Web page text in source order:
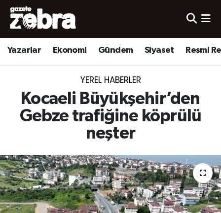
Yazarlar Ekonomi Gündem Siyaset Resmi
YEREL HABERLER
Kocaeli Büyükşehir’den
Gebze trafiğine köprülü
neşter
Yazarlar
Ekonomi
Yerel
Nöbetçi Eczaneler
Hava Durumu
Süper Lig Puan Durumu ve Fikstür
Tüm Manşetler
Son Dakika Haberleri
Haber Arşivi